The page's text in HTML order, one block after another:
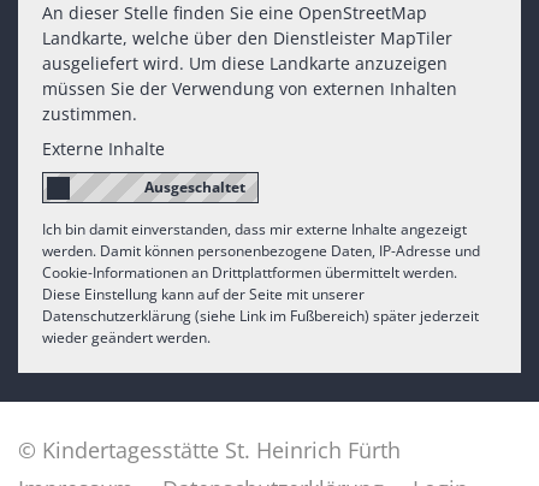
An dieser Stelle finden Sie eine OpenStreetMap
Landkarte, welche über den Dienstleister MapTiler
ausgeliefert wird. Um diese Landkarte anzuzeigen
müssen Sie der Verwendung von externen Inhalten
zustimmen.
Externe Inhalte
Ich bin damit einverstanden, dass mir externe Inhalte angezeigt
werden. Damit können personenbezogene Daten, IP-Adresse und
Cookie-Informationen an Drittplattformen übermittelt werden.
Diese Einstellung kann auf der Seite mit unserer
Datenschutzerklärung (siehe Link im Fußbereich) später jederzeit
wieder geändert werden.
© Kindertagesstätte St. Heinrich Fürth